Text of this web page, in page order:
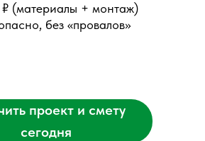
(материалы + монтаж)
без «провалов»
проект и смету
сегодня